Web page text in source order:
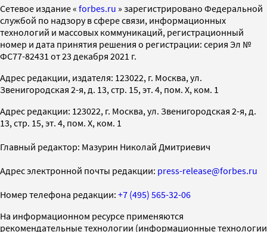
Cетевое издание « forbes.ru » зарегистрировано Федеральной
службой по надзору в сфере связи, информационных
технологий и массовых коммуникаций, регистрационный
номер и дата принятия решения о регистрации: серия Эл №
ФС77-82431 от 23 декабря 2021 г.
Адрес редакции, издателя: 123022, г. Москва, ул.
Звенигородская 2-я, д. 13, стр. 15, эт. 4, пом. X, ком. 1
Адрес редакции: 123022, г. Москва, ул. Звенигородская 2-я, д.
13, стр. 15, эт. 4, пом. X, ком. 1
Главный редактор: Мазурин Николай Дмитриевич
Адрес электронной почты редакции: press-release@forbes.ru
Номер телефона редакции: +7 (495) 565-32-06
На информационном ресурсе применяются
рекомендательные технологии (информационные технологии